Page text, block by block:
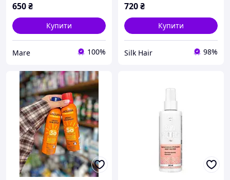
650₴
Купити
Mare 100%
720₴
Купити
Silk Hair 98%